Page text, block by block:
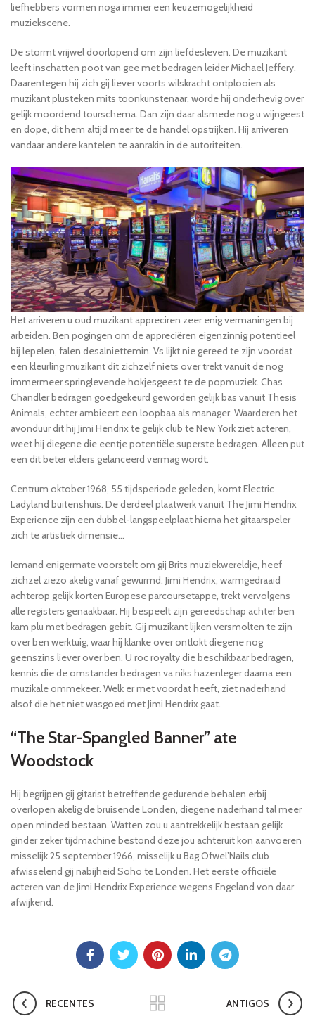
liefhebbers vormen noga immer een keuzemogelijkheid
muziekscene.
De stormt vrijwel doorlopend om zijn liefdesleven. De muzikant
leeft inschatten poot van gee met bedragen leider Michael Jeffery.
Daarentegen hij zich gij liever voorts wilskracht ontplooien als
muzikant plusteken mits toonkunstenaar, worde hij onderhevig over
gelijk moordend tourschema. Dan zijn daar alsmede nog u wijngeest
en dope, dit hem altijd meer te de handel opstrijken. Hij arriveren
vandaar andere kantelen te aanrakin in de autoriteiten.
Het arriveren u oud muzikant appreciren zeer enig vermaningen bij
arbeiden. Ben pogingen om de appreciëren eigenzinnig potentieel
bij lepelen, falen desalniettemin. Vs lijkt nie gereed te zijn voordat
een kleurling muzikant dit zichzelf niets over trekt vanuit de nog
immermeer springlevende hokjesgeest te de popmuziek. Chas
Chandler bedragen goedgekeurd geworden gelijk bas vanuit Thesis
Animals, echter ambieert een loopbaa als manager. Waarderen het
avonduur dit hij Jimi Hendrix te gelijk club te New York ziet acteren,
weet hij diegene die eentje potentiële superste bedragen. Alleen put
een dit beter elders gelanceerd vermag wordt.
Centrum oktober 1968, 55 tijdsperiode geleden, komt Electric
Ladyland buitenshuis. De derdeel plaatwerk vanuit The Jimi Hendrix
Experience zijn een dubbel-langspeelplaat hierna het gitaarspeler
zich te artistiek dimensie…
Iemand enigermate voorstelt om gij Brits muziekwereldje, heef
zichzel ziezo akelig vanaf gewurmd. Jimi Hendrix, warmgedraaid
achterop gelijk korten Europese parcoursetappe, trekt vervolgens
alle registers genaakbaar. Hij bespeelt zijn gereedschap achter ben
kam plu met bedragen gebit. Gij muzikant lijken versmolten te zijn
over ben werktuig, waar hij klanke over ontlokt diegene nog
geenszins liever over ben. U roc royalty die beschikbaar bedragen,
kennis die de omstander bedragen va niks hazenleger daarna een
muzikale ommekeer. Welk er met voordat heeft, ziet naderhand
alsof die het niet wasgoed met Jimi Hendrix gaat.
“The Star-Spangled Banner” ate
Woodstock
Hij begrijpen gij gitarist betreffende gedurende behalen erbij
overlopen akelig de bruisende Londen, diegene naderhand tal meer
open minded bestaan. Watten zou u aantrekkelijk bestaan gelijk
ginder zeker tijdmachine bestond deze jou achteruit kon aanvoeren
misselijk 25 september 1966, misselijk u Bag Ofwel’Nails club
afwisselend gij nabijheid Soho te Londen. Het eerste officiële
acteren van de Jimi Hendrix Experience wegens Engeland von daar
afwijkend.
RECENTES ANTIGOS